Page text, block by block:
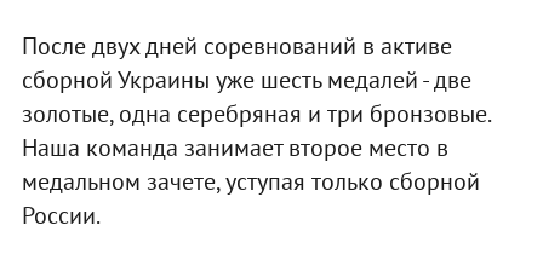
После двух дней соревнований в активе
сборной Украины уже шесть медалей - две
золотые, одна серебряная и три бронзовые.
Наша команда занимает второе место в
медальном зачете, уступая только сборной
России.